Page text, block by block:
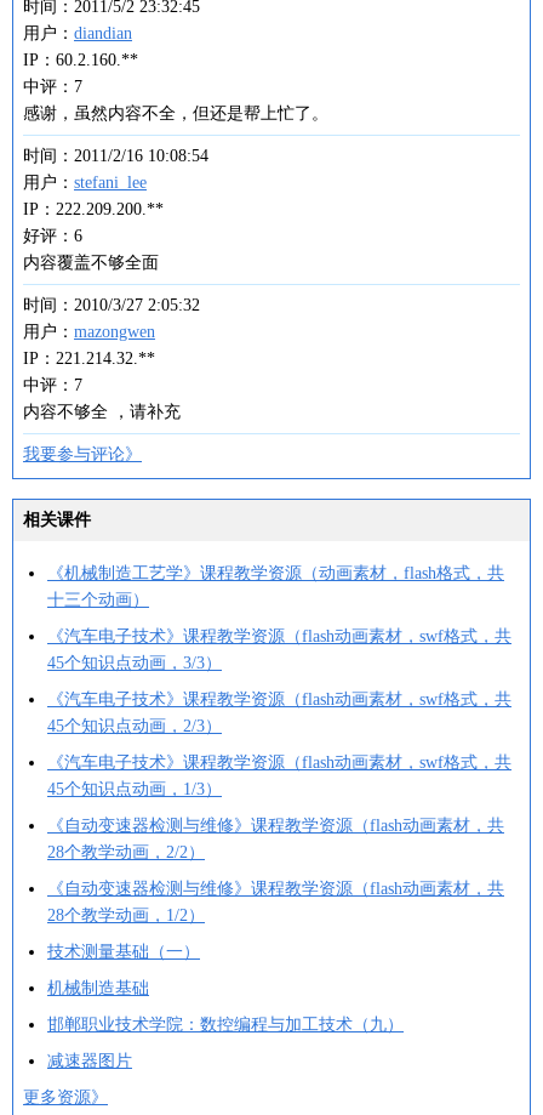
时间：2011/5/2 23:32:45
用户： diandian
IP：60.2.160.**
中评：7
感谢，虽然内容不全，但还是帮上忙了。
时间：2011/2/16 10:08:54
用户： stefani_lee
IP：222.209.200.**
好评：6
内容覆盖不够全面
时间：2010/3/27 2:05:32
用户： mazongwen
IP：221.214.32.**
中评：7
内容不够全 ，请补充
我要参与评论》
相关课件
《机械制造工艺学》课程教学资源（动画素材，flash格式，共
十三个动画）
《汽车电子技术》课程教学资源（flash动画素材，swf格式，共
45个知识点动画，3/3）
《汽车电子技术》课程教学资源（flash动画素材，swf格式，共
45个知识点动画，2/3）
《汽车电子技术》课程教学资源（flash动画素材，swf格式，共
45个知识点动画，1/3）
《自动变速器检测与维修》课程教学资源（flash动画素材，共
28个教学动画，2/2）
《自动变速器检测与维修》课程教学资源（flash动画素材，共
28个教学动画，1/2）
技术测量基础（一）
机械制造基础
邯郸职业技术学院：数控编程与加工技术（九）
减速器图片
更多资源》